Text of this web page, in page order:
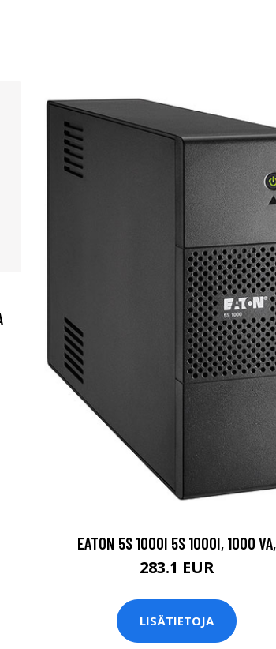
EATON 5S 1000I 5S 1000I, 1000 VA,
283.1 EUR
LISÄTIETOJA